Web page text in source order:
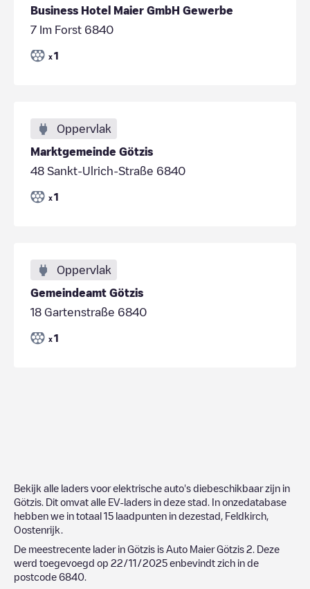
Business Hotel Maier GmbH Gewerbe
7 Im Forst 6840
x 1
Oppervlak
Marktgemeinde Götzis
48 Sankt-Ulrich-Straße 6840
x 1
Oppervlak
Gemeindeamt Götzis
18 Gartenstraße 6840
x 1
Bekijk alle laders voor elektrische auto's diebeschikbaar zijn in
Götzis . Dit omvat alle EV-laders in deze stad. In onzedatabase
hebben we in totaal 15 laadpunten in dezestad, Feldkirch
Oostenrijk
De meestrecente lader in Götzis is Auto Maier Götzis 2 . Deze
werd toegevoegd op 22/11/2025 enbevindt zich in de
postcode 6840